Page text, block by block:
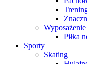
Piłka
Sporty
Skating